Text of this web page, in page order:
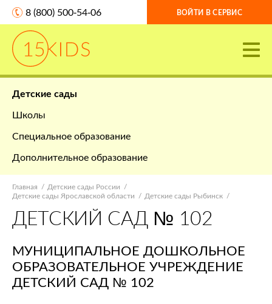
8 (800) 500-54-06 ВОЙТИ В СЕРВИС
Детские сады
Школы
Специальное образование
Дополнительное образование
Главная
Детские сады России
Детские сады Ярославской области
Детские сады Рыбинск
ДЕТСКИЙ САД № 102
МУНИЦИПАЛЬНОЕ ДОШКОЛЬНОЕ
ОБРАЗОВАТЕЛЬНОЕ УЧРЕЖДЕНИЕ
ДЕТСКИЙ САД № 102